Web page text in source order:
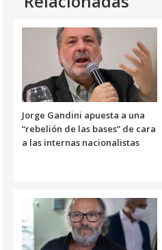
Jorge Gandini apuesta a una
“rebelión de las bases” de cara
a las internas nacionalistas